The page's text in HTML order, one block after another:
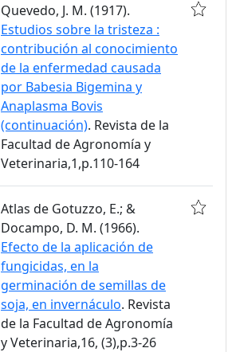
Quevedo, J. M. (1917).
Estudios sobre la tristeza :
contribución al conocimiento
de la enfermedad causada
por Babesia Bigemina y
Anaplasma Bovis
(continuación). Revista de la
Facultad de Agronomía y
Veterinaria,1,p.110-164
Atlas de Gotuzzo, E.; &
Docampo, D. M. (1966).
Efecto de la aplicación de
fungicidas, en la
germinación de semillas de
soja, en invernáculo. Revista
de la Facultad de Agronomía
y Veterinaria,16, (3),p.3-26